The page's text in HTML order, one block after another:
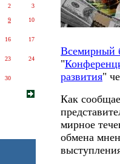
2 3
9 10
16 17
23 24
30
Всемирный
"
развития"
Как
мирное
обмена